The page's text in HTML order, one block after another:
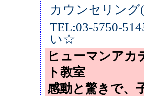
カウンセリング
TEL:03-5750-
い☆
ヒューマンア
ト教室
感動と驚きで、